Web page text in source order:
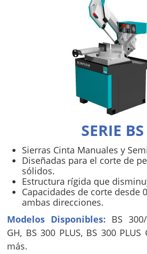
SERIE BS
Sierras Cinta Manuales y
Diseñadas para el corte de
sólidos.
Estructura rígida que
Capacidades de corte desde
ambas direcciones.
Modelos Disponibles: BS
GH, BS 300 PLUS, BS 300
más.